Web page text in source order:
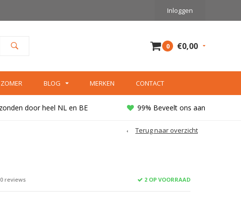
Inloggen
0 €0,00
ZOMER BLOG MERKEN CONTACT
door heel NL en BE 99% Beveelt ons aan
Terug naar overzicht
0 reviews 2 OP VOORRAAD